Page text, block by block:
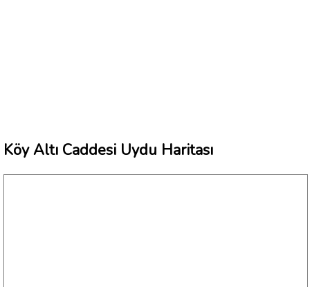
Köy Altı Caddesi Uydu Haritası